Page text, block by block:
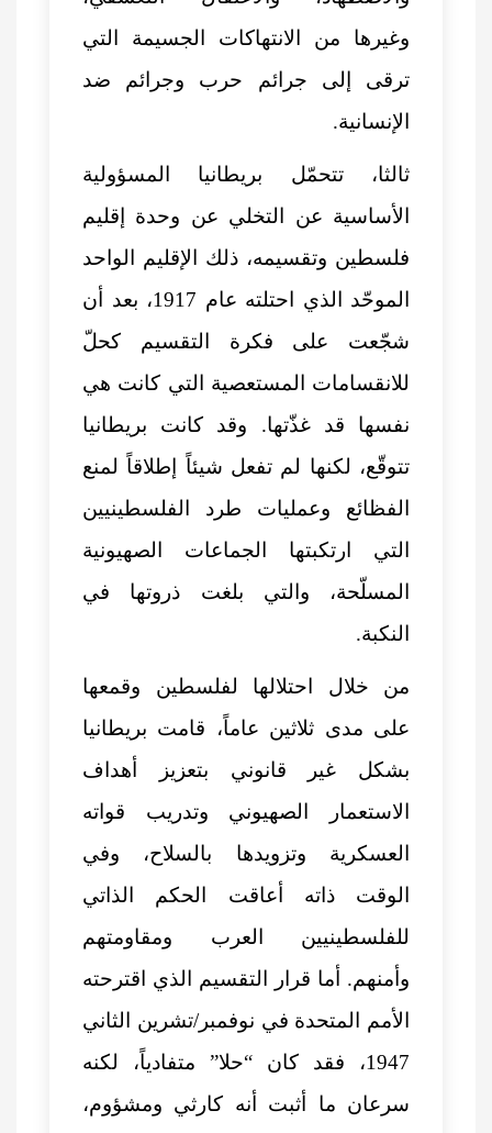
وغيرها من الانتهاكات الجسيمة التي
ترقى إلى جرائم حرب وجرائم ضد
الإنسانية.
ثالثا، تتحمّل بريطانيا المسؤولية
الأساسية عن التخلي عن وحدة إقليم
فلسطين وتقسيمه، ذلك الإقليم الواحد
الموحّد الذي احتلته عام 1917، بعد أن
شجّعت على فكرة التقسيم كحلّ
للانقسامات المستعصية التي كانت هي
نفسها قد غذّتها. وقد كانت بريطانيا
تتوقّع، لكنها لم تفعل شيئاً إطلاقاً لمنع
الفظائع وعمليات طرد الفلسطينيين
التي ارتكبتها الجماعات الصهيونية
المسلّحة، والتي بلغت ذروتها في
النكبة.
من خلال احتلالها لفلسطين وقمعها
على مدى ثلاثين عاماً، قامت بريطانيا
بشكل غير قانوني بتعزيز أهداف
الاستعمار الصهيوني وتدريب قواته
العسكرية وتزويدها بالسلاح، وفي
الوقت ذاته أعاقت الحكم الذاتي
للفلسطينيين العرب ومقاومتهم
وأمنهم. أما قرار التقسيم الذي اقترحته
الأمم المتحدة في نوفمبر/تشرين الثاني
1947، فقد كان “حلا” متفادياً، لكنه
سرعان ما أثبت أنه كارثي ومشؤوم،